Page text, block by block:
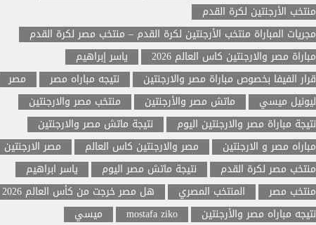
منتخب الأرجنتين لكرة القدم
مجريات المباراة منتخب الأرجنتين لكرة القدم – منتخب مصر لكرة القدم
مباراة مصر والارجنتين كاس العالم 2026
ياسر إبراهيم
قرار الفيفا بخصوص مباراة مصر والارجنتين
نتيجه مباراه مصر
مصر
ليونيل ميسي
ماتش مصر والأرجنتين
منتخب مصر والارجنتين
نتيجة مباراة مصر والارجنتين اليوم
نتيجة ماتش مصر والارجنتين
مباراه مصر و الارجنتين
مصر والارجنتين كاس العالم
مصر الارجنتين
منتخب مصر لكرة القدم
نتيجة ماتش مصر اليوم
ياسر ابراهيم
منتخب مصر
المنتخب المصري
هل مصر خرجت من كأس العالم 2026
نتيجه مباراه مصر والأرجنتين
mostafa ziko
ميسي